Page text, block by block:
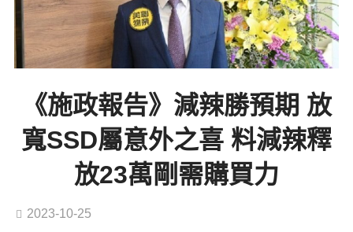
《施政報告》減辣勝預期 放
寬SSD屬意外之喜 料減辣釋
放23萬剛需購買力
2023-10-25